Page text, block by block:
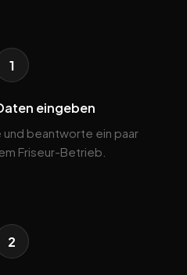
1
eingeben
und beantworte ein paar
Friseur-Betrieb.
2